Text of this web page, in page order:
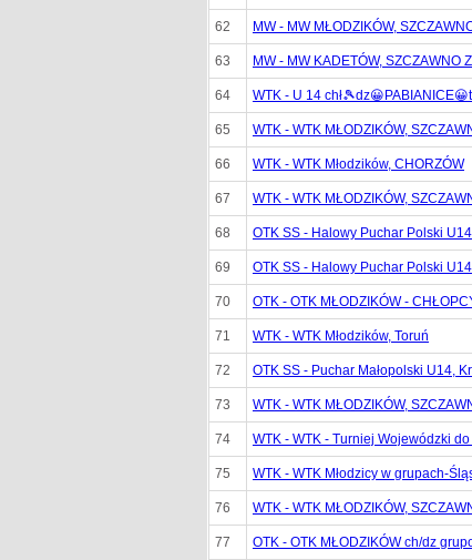
62 MW - MW MŁODZIKÓW,
63 MW - MW KADETÓW, SZCZAWNO
64 WTK - U 14
65 WTK - WTK MŁODZIKÓW,
66 WTK - WTK Młodzików, CHORZÓW
67 WTK - WTK MŁODZIKÓW,
68 OTK SS - Halowy Puchar Polski
69 OTK SS - Halowy Puchar Polski
70 OTK - OTK MŁODZIKÓW -
71 WTK - WTK Młodzików, Toruń
72 OTK SS - Puchar Małopolski U14,
73 WTK - WTK MŁODZIKÓW,
74 WTK - WTK - Turniej Wojewódzki
75 WTK - WTK Młodzicy w grupach-
76 WTK - WTK MŁODZIKÓW,
77 OTK - OTK MŁODZIKÓW ch/dz